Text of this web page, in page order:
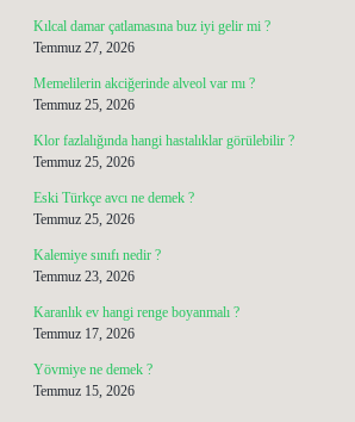
Kılcal damar çatlamasına buz iyi gelir mi ?
Temmuz 27, 2026
Memelilerin akciğerinde alveol var mı ?
Temmuz 25, 2026
Klor fazlalığında hangi hastalıklar görülebilir ?
Temmuz 25, 2026
Eski Türkçe avcı ne demek ?
Temmuz 25, 2026
Kalemiye sınıfı nedir ?
Temmuz 23, 2026
Karanlık ev hangi renge boyanmalı ?
Temmuz 17, 2026
Yövmiye ne demek ?
Temmuz 15, 2026